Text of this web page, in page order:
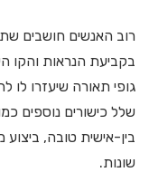
רוב האנשים חושבים
בקביעת הנראות והקו
גופי תאורה שיעזרו
שלל כישורים נוספים
בין-אישית טובה, ביצוע
שונות.